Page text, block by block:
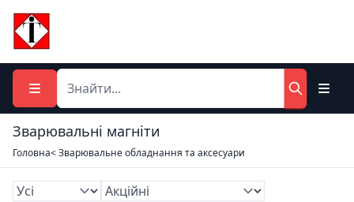
Зварювальні магніти
Головна< Зварювальне обладнання та аксесуари